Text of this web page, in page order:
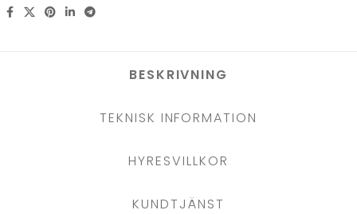
BESKRIVNING
TEKNISK INFORMATION
HYRESVILLKOR
KUNDTJÄNST